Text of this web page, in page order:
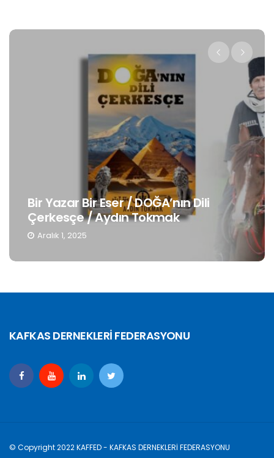
Bir Yazar Bir Eser / DOĞA’nın Dili
Çerkesçe / Aydın Tokmak
Aralık 1, 2025
KAFKAS DERNEKLERİ FEDERASYONU
© Copyright 2022 KAFFED - KAFKAS DERNEKLERİ FEDERASYONU